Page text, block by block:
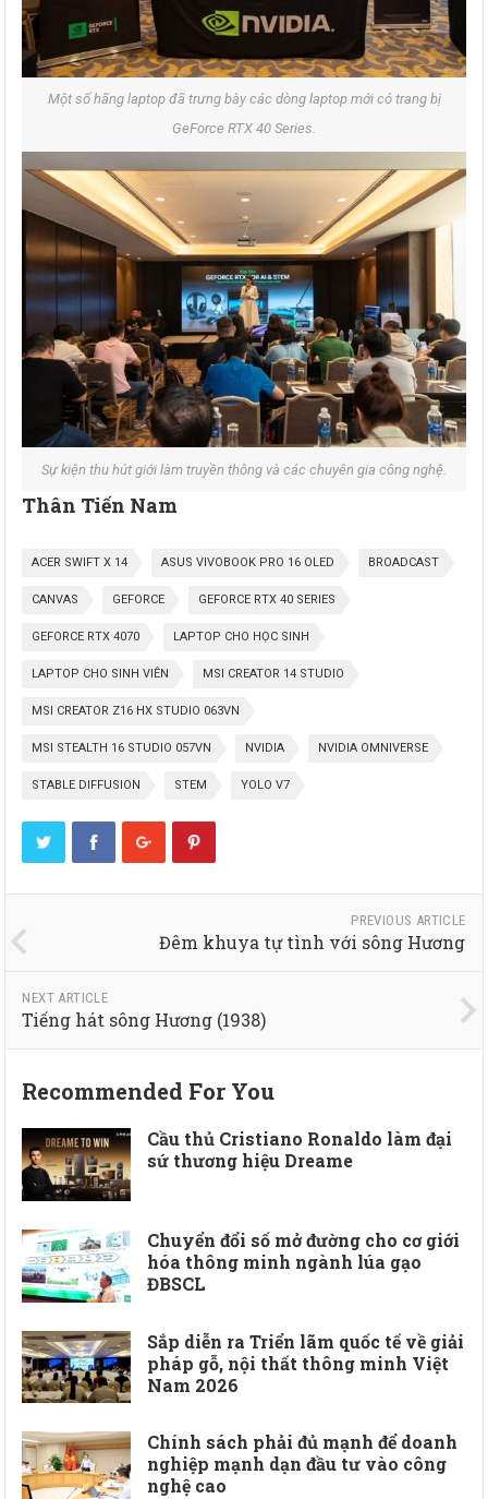
Một số hãng laptop đã trưng bày các dòng laptop mới có trang bị
GeForce RTX 40 Series.
Sự kiện thu hút giới làm truyền thông và các chuyên gia công nghệ.
Thân Tiến Nam
ACER SWIFT X 14 ASUS VIVOBOOK PRO 16 OLED BROADCAST
CANVAS GEFORCE GEFORCE RTX 40 SERIES
GEFORCE RTX 4070 LAPTOP CHO HỌC SINH
LAPTOP CHO SINH VIÊN MSI CREATOR 14 STUDIO
MSI CREATOR Z16 HX STUDIO 063VN
MSI STEALTH 16 STUDIO 057VN NVIDIA NVIDIA OMNIVERSE
STABLE DIFFUSION STEM YOLO V7
PREVIOUS ARTICLE
Đêm khuya tự tình với sông Hương
NEXT ARTICLE
Tiếng hát sông Hương (1938)
Recommended For You
Cầu thủ Cristiano Ronaldo làm đại
sứ thương hiệu Dreame
Chuyển đổi số mở đường cho cơ giới
hóa thông minh ngành lúa gạo
ĐBSCL
Sắp diễn ra Triển lãm quốc tế về giải
pháp gỗ, nội thất thông minh Việt
Nam 2026
Chính sách phải đủ mạnh để doanh
nghiệp mạnh dạn đầu tư vào công
nghệ cao